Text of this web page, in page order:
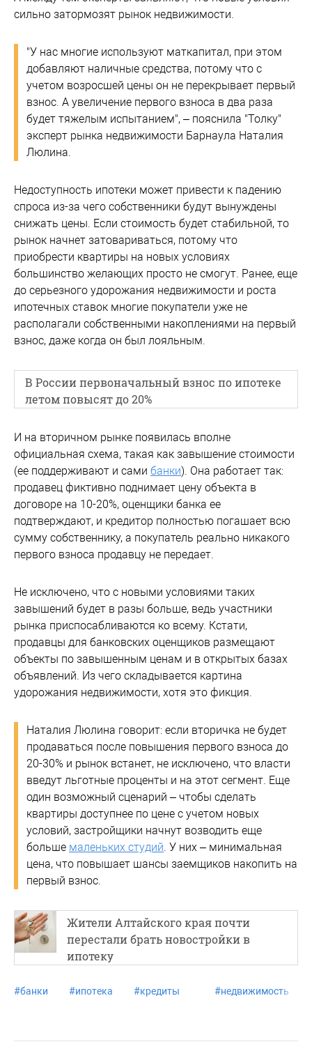
сильно затормозят рынок недвижимости.
"У нас многие используют маткапитал, при этом
добавляют наличные средства, потому что с
учетом возросшей цены он не перекрывает первый
взнос. А увеличение первого взноса в два раза
будет тяжелым испытанием", – пояснила "Толку"
эксперт рынка недвижимости Барнаула Наталия
Люлина.
Недоступность ипотеки может привести к падению
спроса из-за чего собственники будут вынуждены
снижать цены. Если стоимость будет стабильной, то
рынок начнет затовариваться, потому что
приобрести квартиры на новых условиях
большинство желающих просто не смогут. Ранее, еще
до серьезного удорожания недвижимости и роста
ипотечных ставок многие покупатели уже не
располагали собственными накоплениями на первый
взнос, даже когда он был лояльным.
В России первоначальный взнос по ипотеке
летом повысят до 20%
И на вторичном рынке появилась вполне
официальная схема, такая как завышение стоимости
(ее поддерживают и сами банки). Она работает так:
продавец фиктивно поднимает цену объекта в
договоре на 10-20%, оценщики банка ее
подтверждают, и кредитор полностью погашает всю
сумму собственнику, а покупатель реально никакого
первого взноса продавцу не передает.
Не исключено, что с новыми условиями таких
завышений будет в разы больше, ведь участники
рынка приспосабливаются ко всему. Кстати,
продавцы для банковских оценщиков размещают
объекты по завышенным ценам и в открытых базах
объявлений. Из чего складывается картина
удорожания недвижимости, хотя это фикция.
Наталия Люлина говорит: если вторичка не будет
продаваться после повышения первого взноса до
20-30% и рынок встанет, не исключено, что власти
введут льготные проценты и на этот сегмент. Еще
один возможный сценарий – чтобы сделать
квартиры доступнее по цене с учетом новых
условий, застройщики начнут возводить еще
больше маленьких студий. У них – минимальная
цена, что повышает шансы заемщиков накопить на
первый взнос.
Жители Алтайского края почти
перестали брать новостройки в
ипотеку
#банки #ипотека #кредиты #недвижимость